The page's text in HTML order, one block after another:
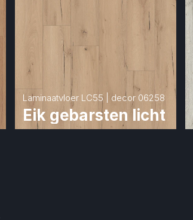
Laminaatvloer LC55 | decor 06258
Eik gebarsten licht